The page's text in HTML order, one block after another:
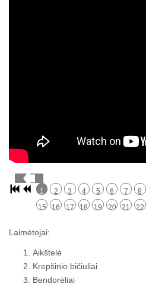
1 2 3 4 5 6 7 8
15 16 17 18 19 20 21 22
Laimėtojai:
Aikštelė
Krepšinio bičiuliai
Bendorėliai